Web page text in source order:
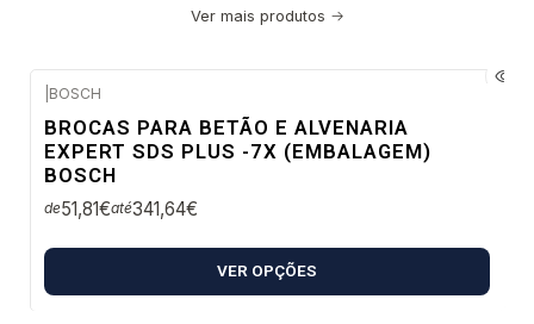
Ver mais produtos
BOSCH
BROCAS PARA BETÃO E ALVENARIA
EXPERT SDS PLUS -7X (EMBALAGEM)
BOSCH
de51,81€até341,64€
VER OPÇÕES